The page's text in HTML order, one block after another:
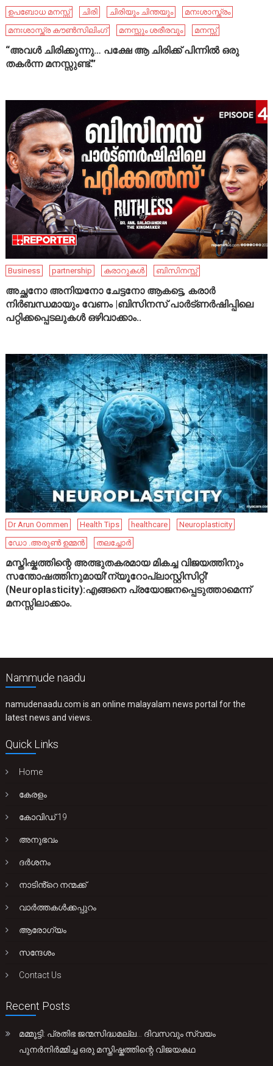
ഉപബോധ മനസ്സ്
ചിരി ചിരിയും ചിന്തയും
മനഃശാസ്ത്രം
മനഃശാസ്ത്ര കൗൺസിലിംഗ്
മനസ്സും ശരീരവും മനസ്സ്
“അവൾ ചിരിക്കുന്നു… പക്ഷേ ആ ചിരിക്ക് പിന്നിൽ ഒരു
തകർന്ന മനസ്സുണ്ട്.”
Business partnership കരാറുകൾ ബിസിനസ്സ്
അച്ഛനോ അനിയനോ ചേട്ടനോ ആകട്ടെ, കരാർ
നിർബന്ധമായും വേണം |ബിസിനസ് പാർട്ണർഷിപ്പിലെ
പറ്റിക്കപ്പെടലുകൾ ഒഴിവാക്കാം..
Dr Arun Oommen Health Tips healthcare
Neuroplasticity
ഡോ .അരുൺ ഉമ്മൻ
തലച്ചോർ
മസ്തിഷ്കത്തിന്റെ അത്ഭുതകരമായ മികച്ച വിജയത്തിനും
സന്തോഷത്തിനുമായി’ന്യൂറോപ്ലാസ്റ്റിസിറ്റി’
(Neuroplasticity):എങ്ങനെ പ്രയോജനപ്പെടുത്താമെന്ന്
മനസ്സിലാക്കാം.
Nammude naadu
namudenaadu.com is an online malayalam news portal for the
latest news and views.
Quick Links
Home
കേരളം
കോവിഡ് 19
അനുഭവം
ദർശനം
നാടിൻ്റെ നന്മക്ക്
വാർത്തകൾക്കപ്പുറം
ആരോഗ്യം
സന്ദേശം
Contact Us
Recent Posts
മമ്മൂട്ടി: പ്രതിഭ ജന്മസിദ്ധമല്ല… ദിവസവും സ്വയം
പുനർനിർമ്മിച്ച ഒരു മസ്തിഷ്കത്തിന്റെ വിജയകഥ